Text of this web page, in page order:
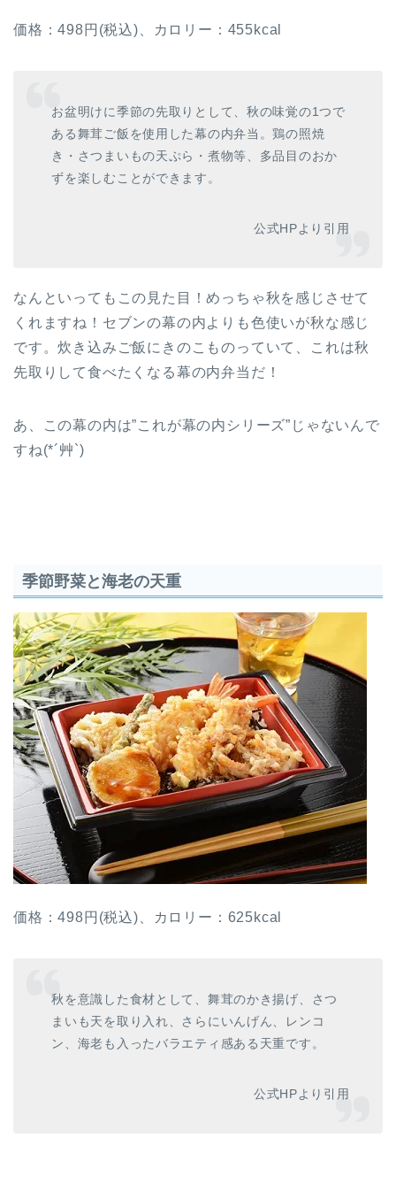
価格：498円(税込)、カロリー：455kcal
お盆明けに季節の先取りとして、秋の味覚の1つで
ある舞茸ご飯を使用した幕の内弁当。鶏の照焼
き・さつまいもの天ぷら・煮物等、多品目のおか
ずを楽しむことができます。
公式HPより引用
なんといってもこの見た目！めっちゃ秋を感じさせて
くれますね！セブンの幕の内よりも色使いが秋な感じ
です。炊き込みご飯にきのこものっていて、これは秋
先取りして食べたくなる幕の内弁当だ！
あ、この幕の内は”これが幕の内シリーズ”じゃないんで
すね(*´艸`)
季節野菜と海老の天重
価格：498円(税込)、カロリー：625kcal
秋を意識した食材として、舞茸のかき揚げ、さつ
まいも天を取り入れ、さらにいんげん、レンコ
ン、海老も入ったバラエティ感ある天重です。
公式HPより引用